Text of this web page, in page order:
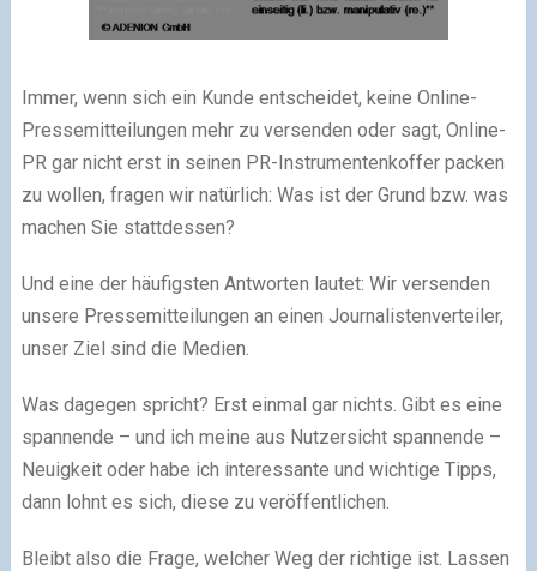
Immer, wenn sich ein Kunde entscheidet, keine Online-
Pressemitteilungen mehr zu versenden oder sagt, Online-
PR gar nicht erst in seinen PR-Instrumentenkoffer packen
zu wollen, fragen wir natürlich: Was ist der Grund bzw. was
machen Sie stattdessen?
Und eine der häufigsten Antworten lautet: Wir versenden
unsere Pressemitteilungen an einen Journalistenverteiler,
unser Ziel sind die Medien.
Was dagegen spricht? Erst einmal gar nichts. Gibt es eine
spannende – und ich meine aus Nutzersicht spannende –
Neuigkeit oder habe ich interessante und wichtige Tipps,
dann lohnt es sich, diese zu veröffentlichen.
Bleibt also die Frage, welcher Weg der richtige ist. Lassen